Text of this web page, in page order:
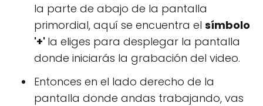
la parte de abajo de la pantalla
primordial, aquí se encuentra el símbolo
'+' la eliges para desplegar la pantalla
donde iniciarás la grabación del video.
Entonces en el lado derecho de la
pantalla donde andas trabajando, vas